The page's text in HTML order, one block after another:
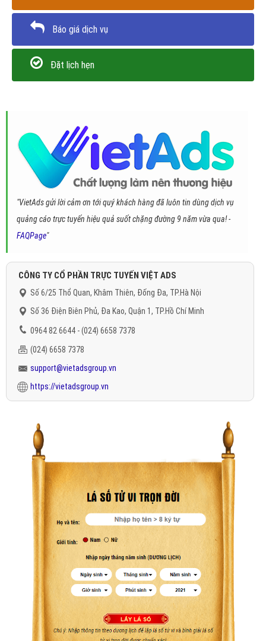
Báo giá dịch vụ
Đặt lịch hẹn
"VietAds gửi lời cảm ơn tới quý khách hàng đã luôn tin dùng dịch vụ
quảng cáo trực tuyến hiệu quả suốt chặng đường 9 năm vừa qua! -
FAQPage"
CÔNG TY CỔ PHẦN TRỰC TUYẾN VIỆT ADS
Số 6/25 Thổ Quan, Khâm Thiên, Đống Đa, TP.Hà Nội
Số 36 Điện Biên Phủ, Đa Kao, Quận 1, TP.Hồ Chí Minh
0964 82 6644 - (024) 6658 7378
(024) 6658 7378
support@vietadsgroup.vn
https://vietadsgroup.vn